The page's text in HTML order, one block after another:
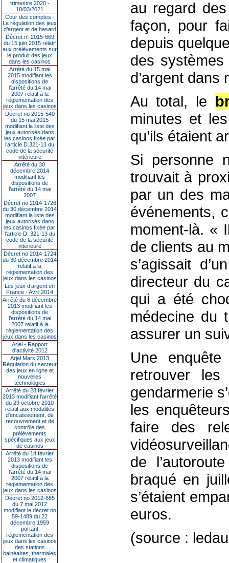
trimestre 2020 -
18/03/2021
Cour des comptes -
La régulation des jeux
d’argent et de hasard
Décret n° 2015-669
du 15 juin 2015 relatif
aux prélèvements sur
le produit des jeux
dans les casinos
Arrêté du 15 mai
2015 modifiant les
dispositions de
l’arrêté du 14 mai
2007 relatif à la
réglementation des
jeux dans les casinos
Décret no 2015-540
du 15 mai 2015
modifiant la liste des
jeux autorisés dans
les casinos fixée par
l’article D.321-13 du
code de la sécurité
intérieure
Arrêté du 30
décembre 2014
modifiant les
dispositions de
l’arrêté du 14 mai
2007
Décret no 2014-1726
du 30 décembre 2014
modifiant la liste des
jeux autorisés dans
les casinos fixée par
l’article D. 321-13 du
code de la sécurité
intérieure
Décret no 2014-1724
du 30 décembre 2014
relatif à la
réglementation des
jeux dans les casinos
Les jeux d’argent en
France - Avril 2014
Arrêté du 6 décembre
2013 modifiant les
dispositions de
l’arrêté du 14 mai
2007 relatif à la
réglementation des
jeux dans les casinos
Arjel - Rapport
d'activité 2012
Arjel Mars 2013
Régulation du secteur
des jeux en ligne et
nouvelles
technologies
Arrêté du 28 février
2013 modifiant l'arrêté
du 29 octobre 2010
relatif aux modalités
d'encaissement, de
recouvrement et de
contrôle des
prélèvements
spécifiques aux jeux
de casinos
Arrêté du 14 février
2013 modifiant les
dispositions de
l'arrêté du 14 mai
2007 relatif à la
réglementation des
jeux dans les casinos
Décret no 2012-685
du 7 mai 2012
modifiant le décret no
59-1489 du 22
décembre 1959
portant
réglementation des
jeux dans les casinos
des stations
balnéaires, thermales
et climatiques
au regard
façon, pour
depuis
des
d’argent dans
Au total, le
minutes et
qu’ils étaient
Si personne
trouvait à
par un des
événements,
moment-là. «
de clients au
s’agissait
directeur du
qui a été
médecine du
assurer un
Une
retrouver
gendarmerie
les
faire des
de
braqué en
s’étaient
euros.
(source :